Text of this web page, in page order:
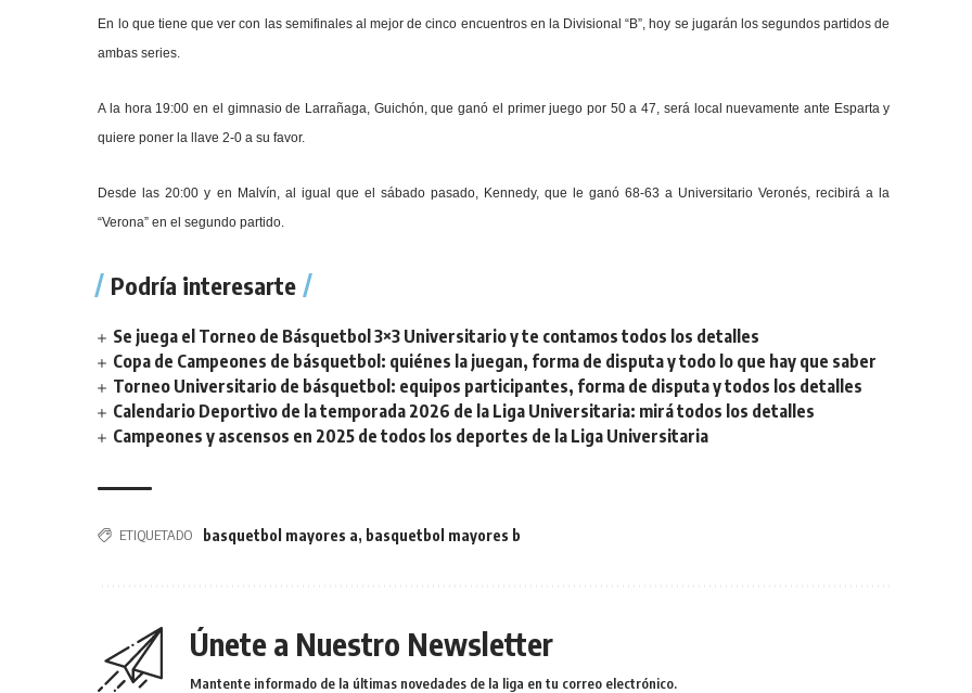
En lo que tiene que ver con las semifinales al mejor de cinco encuentros en la Divisional “B”, hoy se jugarán los segundos partidos de
ambas series.
A la hora 19:00 en el gimnasio de Larrañaga, Guichón, que ganó el primer juego por 50 a 47, será local nuevamente ante Esparta y
quiere poner la llave 2-0 a su favor.
Desde las 20:00 y en Malvín, al igual que el sábado pasado, Kennedy, que le ganó 68-63 a Universitario Veronés, recibirá a la
“Verona” en el segundo partido.
Podría interesarte
Se juega el Torneo de Básquetbol 3×3 Universitario y te contamos todos los detalles
Copa de Campeones de básquetbol: quiénes la juegan, forma de disputa y todo lo que hay que saber
Torneo Universitario de básquetbol: equipos participantes, forma de disputa y todos los detalles
Calendario Deportivo de la temporada 2026 de la Liga Universitaria: mirá todos los detalles
Campeones y ascensos en 2025 de todos los deportes de la Liga Universitaria
ETIQUETADO basquetbol mayores a, basquetbol mayores b
Únete a Nuestro Newsletter
Mantente informado de la últimas novedades de la liga en tu correo electrónico.